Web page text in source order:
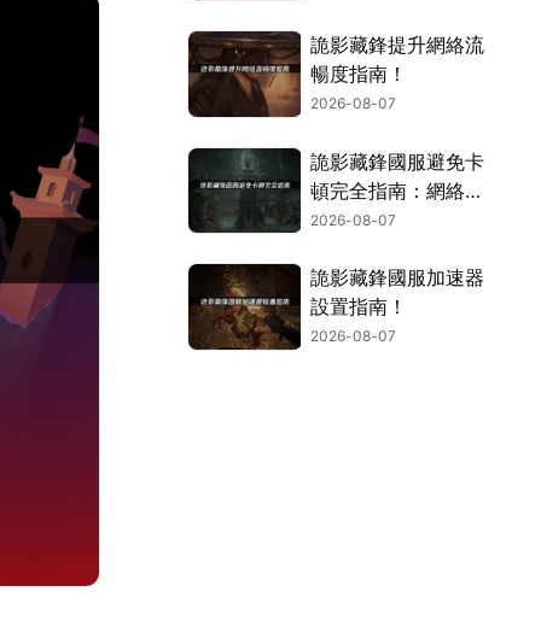
詭影藏鋒提升網絡流
暢度指南！
2026-08-07
詭影藏鋒國服避免卡
頓完全指南：網絡優
化與解決技巧！
2026-08-07
詭影藏鋒國服加速器
設置指南！
2026-08-07